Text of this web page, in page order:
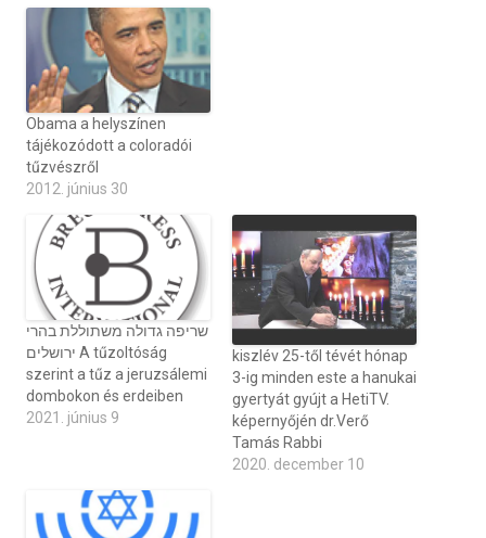
Obama a helyszínen
tájékozódott a coloradói
tűzvészről
2012. június 30
שריפה גדולה משתוללת בהרי
ירושלים A tűzoltóság
szerint a tűz a jeruzsálemi
dombokon és erdeiben
2021. június 9
kiszlév 25-től tévét hónap
3-ig minden este a hanukai
gyertyát gyújt a HetiTV.
képernyőjén dr.Verő
Tamás Rabbi
2020. december 10